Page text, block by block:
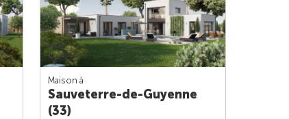
Maison à
Sauveterre-de-Guyenne
(33)